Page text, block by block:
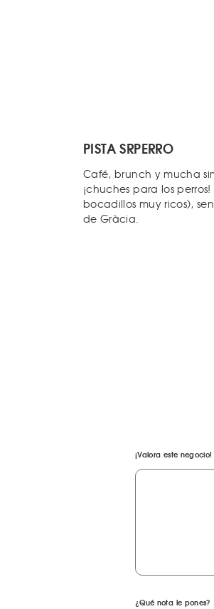
PISTA SRPERRO
Café, brunch y mucha
¡chuches para los
bocadillos muy ricos),
de Gràcia.
¡Valora este negocio!
¿Qué nota le pones?